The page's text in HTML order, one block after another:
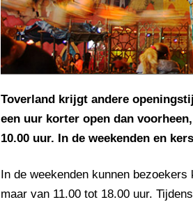
Toverland krijgt andere
een uur korter open dan
10.00 uur. In de weekenden en
In de weekenden kunnen
maar van 11.00 tot 18.00 uur.